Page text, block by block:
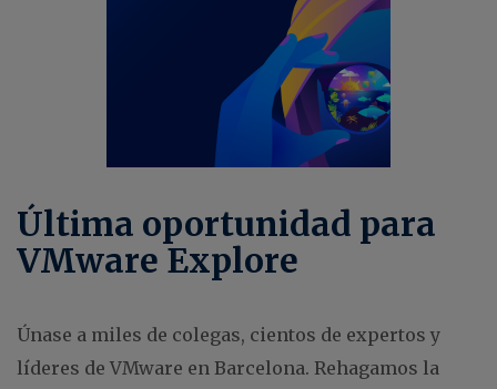
Última oportunidad para
VMware Explore
Únase a miles de colegas, cientos de expertos y
líderes de VMware en Barcelona. Rehagamos la